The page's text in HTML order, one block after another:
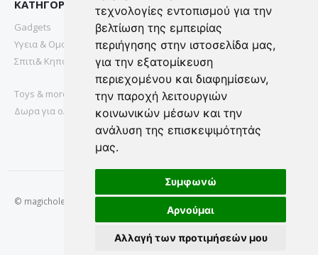
τεχνολογίες εντοπισμού για την
βελτίωση της εμπειρίας
περιήγησης στην ιστοσελίδα μας,
για την εξατομίκευση
περιεχομένου και διαφημίσεων,
την παροχή λειτουργιών
κοινωνικών μέσων και την
ανάλυση της επισκεψιμότητάς
μας.
Συμφωνώ
Αρνούμαι
Αλλαγή των προτιμήσεών μου
ΚΑΤΗΓΟΡΙΕΣ
Gadgets
Υγεια & Ομορφια
Σπιτι& Κηπος
Toys & more
Δωρα για ολους
© magichole.gr 2022. All Rights Reserved.